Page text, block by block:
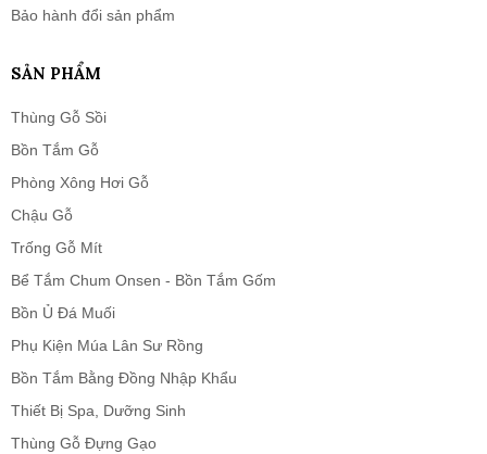
Bảo hành đổi sản phẩm
SẢN PHẨM
Thùng Gỗ Sồi
Bồn Tắm Gỗ
Phòng Xông Hơi Gỗ
Chậu Gỗ
Trống Gỗ Mít
Bể Tắm Chum Onsen - Bồn Tắm Gốm
Bồn Ủ Đá Muối
Phụ Kiện Múa Lân Sư Rồng
Bồn Tắm Bằng Đồng Nhập Khẩu
Thiết Bị Spa, Dưỡng Sinh
Thùng Gỗ Đựng Gạo